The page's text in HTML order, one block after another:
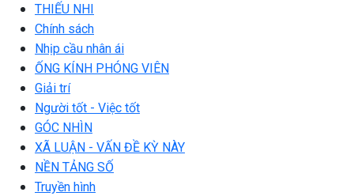
THIẾU NHI
Chính sách
Nhịp cầu nhân ái
ỐNG KÍNH PHÓNG VIÊN
Giải trí
Người tốt - Việc tốt
GÓC NHÌN
XÃ LUẬN - VẤN ĐỀ KỲ NÀY
NỀN TẢNG SỐ
Truyền hình